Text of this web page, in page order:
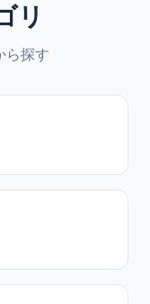
リ
ら探す